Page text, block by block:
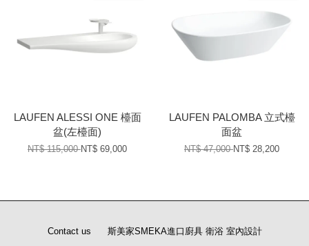
LAUFEN ALESSI ONE 檯面
盆(左檯面)
NT$ 115,000NT$ 69,000
LAUFEN PALOMBA 立式檯
面盆
NT$ 47,000NT$ 28,200
Contact us 斯美家SMEKA進口廚具 衛浴 室內設計